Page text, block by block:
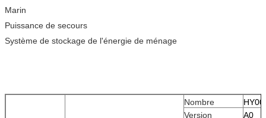
Marin
Puissance de secours
Système de stockage de l'énergie de ménage
Nombre
Version
A0